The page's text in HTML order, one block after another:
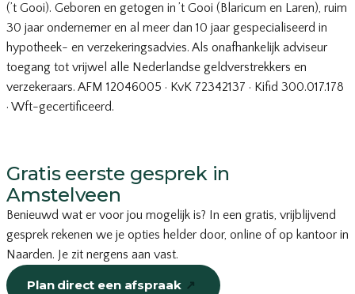
(’t Gooi). Geboren en getogen in ’t Gooi (Blaricum en Laren), ruim
30 jaar ondernemer en al meer dan 10 jaar gespecialiseerd in
hypotheek- en verzekeringsadvies. Als onafhankelijk adviseur
toegang tot vrijwel alle Nederlandse geldverstrekkers en
verzekeraars. AFM 12046005 · KvK 72342137 · Kifid 300.017.178
· Wft-gecertificeerd.
Gratis eerste gesprek in
Amstelveen
Benieuwd wat er voor jou mogelijk is? In een gratis, vrijblijvend
gesprek rekenen we je opties helder door, online of op kantoor in
Naarden. Je zit nergens aan vast.
Plan direct een afspraak ↗